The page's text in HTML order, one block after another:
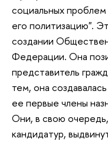
социальных
его политизацию".
создании
Федерации. Она
представитель
тем, она
ее первые члены
Они, в свою
кандидатур,